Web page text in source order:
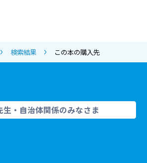
検索結果 この本の購入先
生・自治体関係のみなさま